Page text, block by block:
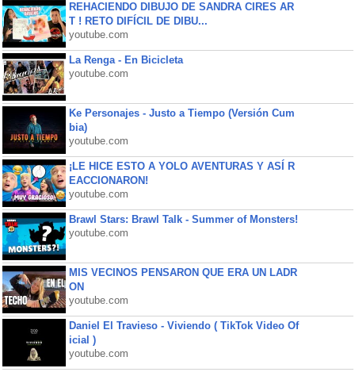
REHACIENDO DIBUJO DE SANDRA CIRES AR
T ! RETO DIFÍCIL DE DIBU...
youtube.com
La Renga - En Bicicleta
youtube.com
Ke Personajes - Justo a Tiempo (Versión Cum
bia)
youtube.com
¡LE HICE ESTO A YOLO AVENTURAS Y ASÍ R
EACCIONARON!
youtube.com
Brawl Stars: Brawl Talk - Summer of Monsters!
youtube.com
MIS VECINOS PENSARON QUE ERA UN LADR
ON
youtube.com
Daniel El Travieso - Viviendo ( TikTok Video Of
icial )
youtube.com